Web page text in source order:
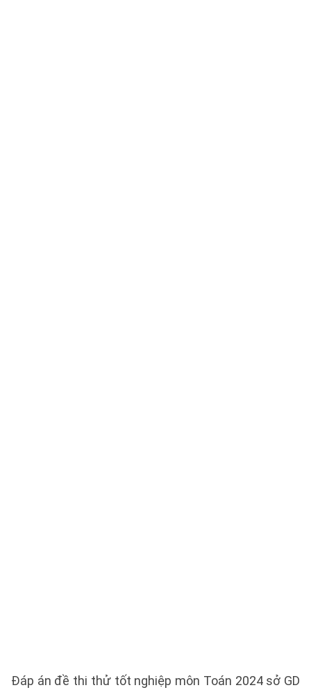
Đáp án đề thi thử tốt nghiệp môn Toán 2024 sở GD